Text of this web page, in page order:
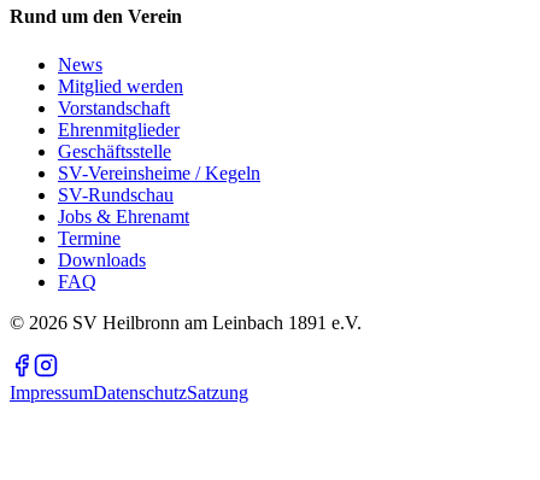
Rund um den Verein
News
Mitglied werden
Vorstandschaft
Ehrenmitglieder
Geschäftsstelle
SV-Vereinsheime / Kegeln
SV-Rundschau
Jobs & Ehrenamt
Termine
Downloads
FAQ
© 2026 SV Heilbronn am Leinbach 1891 e.V.
ImpressumDatenschutzSatzung